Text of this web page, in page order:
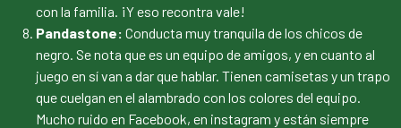
con la familia. ¡Y eso recontra vale!
Pandastone: Conducta muy tranquila de los chicos de
negro. Se nota que es un equipo de amigos, y en cuanto al
juego en sí van a dar que hablar. Tienen camisetas y un trapo
que cuelgan en el alambrado con los colores del equipo.
Mucho ruido en Facebook, en instagram y están siempre